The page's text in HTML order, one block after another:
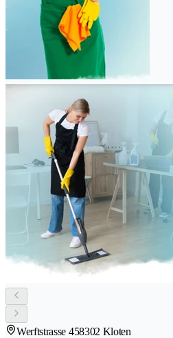
Werftstrasse 458302 Kloten